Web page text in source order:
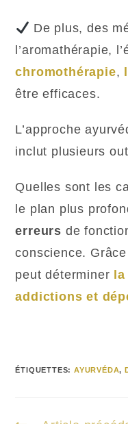
De plus, des
l’aromathérapie,
chromothérapie,
être efficaces.
L’approche
inclut plusieurs
Quelles sont les
le plan plus
erreurs de
conscience.
peut déterminer
addictions et
ÉTIQUETTES:AYURVÉDA,